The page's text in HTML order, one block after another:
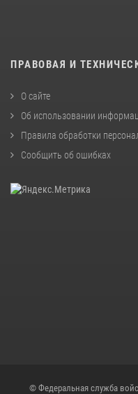
ПРАВОВАЯ И
О сайте
Об использовании
Правила обработки
Сообщить об ошибках
© Федеральная служба